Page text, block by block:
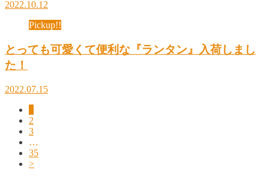
2022.10.12
Pickup!!
とっても可愛くて便利な『ランタン』入荷しまし
た！
2022.07.15
2
3
…
35
>